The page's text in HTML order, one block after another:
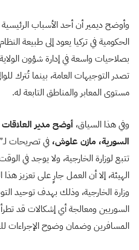
وأوضح ديمير أن أحد الأسباب
الحكومية في تركيا يعود إلى طبيعة
بصلاحيات واسعة في إدارة شؤون
تصدر التوجيهات العامة، بينما تُترك
مستوى المعابر والمناطق التابعة له.
وفي هذا السياق، أوضح مدير العلاقات
السورية، مازن علوش، في تصريحات
تتبع لوزارة الخارجية، ولا يوجد في
الهيئة، إلا أن العمل جارٍ على تعزيز هذا
وزارة الخارجية، وذلك بهدف توحيد
السوريين ومعالجة أي إشكالات قد
المسافرين وضمان وضوح الإجراءات